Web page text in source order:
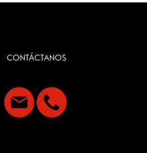
CONTÁCTANOS